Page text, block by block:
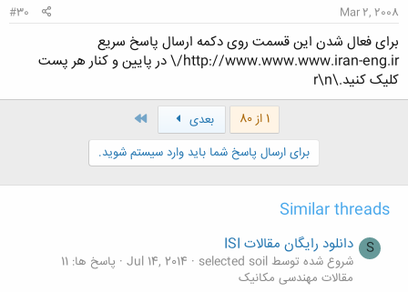
Mar 2, 2008
#30
برای فعال شدن این قسمت روی دکمه ارسال پاسخ سریع
http://www.www.www.iran-eng.ir/\ در پایین و کنار هر پست
کلیک کنید.\r\n
1 از 80 بعدی
برای ارسال پاسخ شما باید وارد سیستم شوید.
Similar threads
S دانلود رایگان مقالات ISI
شروع شده توسط selected soil Jul 14, 2014 پاسخ ها: 11
مقالات مهندسی مکانیک